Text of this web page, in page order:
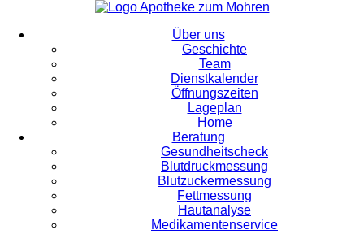
Über uns
Geschichte
Team
Dienstkalender
Öffnungszeiten
Lageplan
Home
Beratung
Gesundheitscheck
Blutdruckmessung
Blutzuckermessung
Fettmessung
Hautanalyse
Medikamentenservice